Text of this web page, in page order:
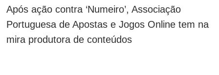
Após ação contra ‘Numeiro’, Associação
Portuguesa de Apostas e Jogos Online tem na
mira produtora de conteúdos